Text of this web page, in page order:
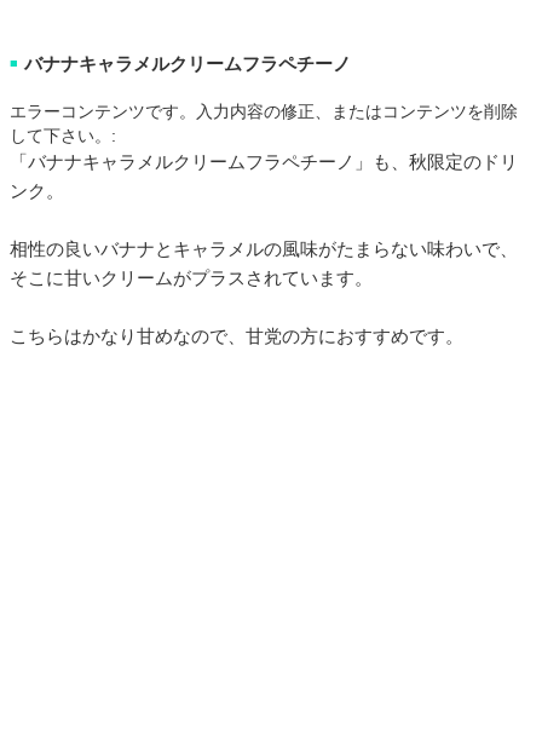
■ バナナキャラメルクリームフラペチーノ
エラーコンテンツです。入力内容の修正、またはコンテンツを削除
して下さい。:
「バナナキャラメルクリームフラペチーノ」も、秋限定のドリ
ンク。
相性の良いバナナとキャラメルの風味がたまらない味わいで、
そこに甘いクリームがプラスされています。
こちらはかなり甘めなので、甘党の方におすすめです。